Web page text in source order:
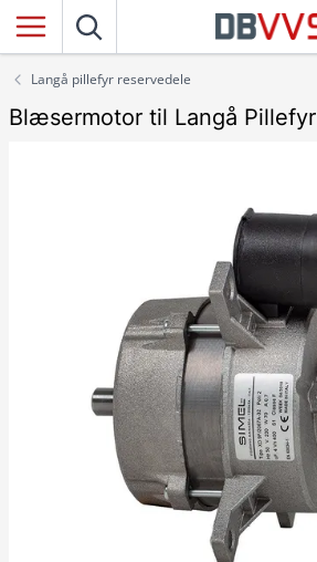
Langå pillefyr reservedele
Blæsermotor til Langå Pillefyr